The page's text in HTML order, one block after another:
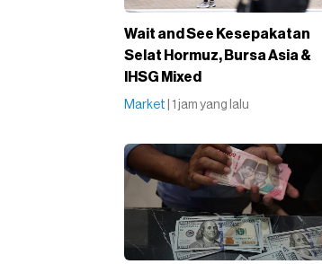
Wait and See Kesepakatan
Selat Hormuz, Bursa Asia &
IHSG Mixed
Market | 1 jam yang lalu